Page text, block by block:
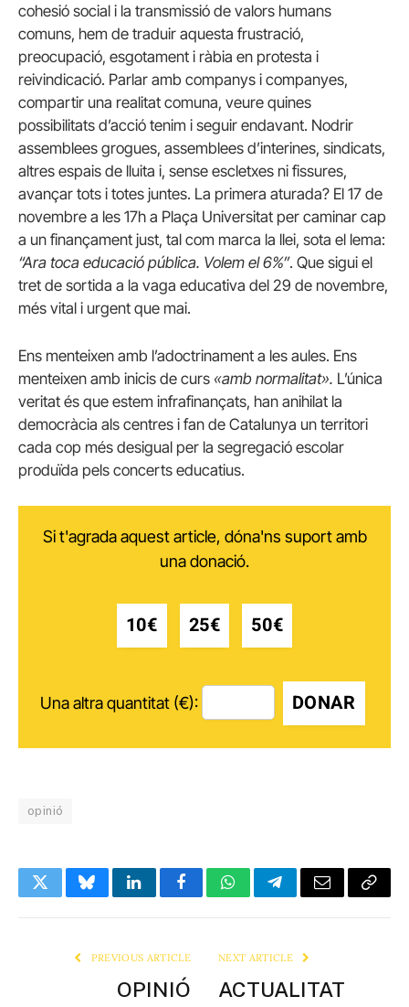
cohesió social i la transmissió de valors humans
comuns, hem de traduir aquesta frustració,
preocupació, esgotament i ràbia en protesta i
reivindicació. Parlar amb companys i companyes,
compartir una realitat comuna, veure quines
possibilitats d’acció tenim i seguir endavant. Nodrir
assemblees grogues, assemblees d’interines, sindicats,
altres espais de lluita i, sense escletxes ni fissures,
avançar tots i totes juntes. La primera aturada? El 17 de
novembre a les 17h a Plaça Universitat per caminar cap
a un finançament just, tal com marca la llei, sota el lema:
“Ara toca educació pública. Volem el 6%”. Que sigui el
tret de sortida a la vaga educativa del 29 de novembre,
més vital i urgent que mai.
Ens menteixen amb l’adoctrinament a les aules. Ens
menteixen amb inicis de curs «amb normalitat». L’única
veritat és que estem infrafinançats, han anihilat la
democràcia als centres i fan de Catalunya un territori
cada cop més desigual per la segregació escolar
produïda pels concerts educatius.
Si t'agrada aquest article, dóna'ns suport amb
una donació.
10€ 25€ 50€
Una altra quantitat (€): DONAR
opinió
TwitterBlueskyLinkedInFacebookWhatsAppTelegramEmail Copy
PREVIOUS ARTICLE
OPINIÓ
NEXT ARTICLE
ACTUALITAT